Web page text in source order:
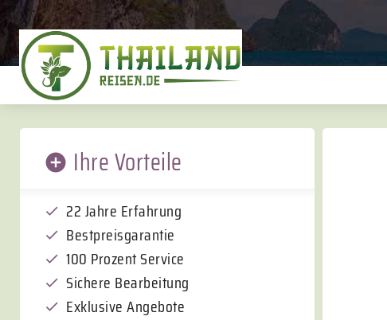
Ihre Vorteile
22 Jahre Erfahrung
Bestpreisgarantie
100 Prozent Service
Sichere Bearbeitung
Exklusive Angebote